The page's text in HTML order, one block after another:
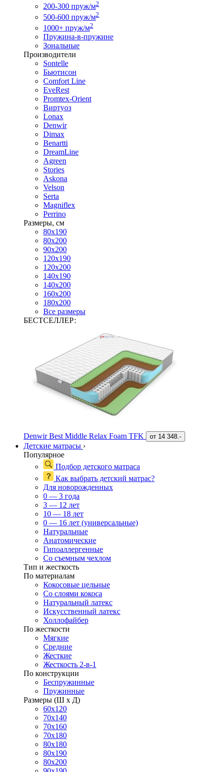
200-300 пруж/м2
500-600 пруж/м2
1000+ пруж/м2
Пружина-в-пружине
Зональные
Производители
Sontelle
Бьютисон
Comfort Line
EveRest
Promtex-Orient
Виртуоз
Lonax
Denwir
Dimax
Benartti
DreamLine
Agreen
Stories
Askona
Velson
Serta
Magniflex
Perrino
Размеры, см
80х190
80х200
90х200
120х190
120х200
140х190
140х200
160х200
180х200
Все размеры
БЕСТСЕЛЛЕР:
Denwir Best Middle Relax Foam TFK от 14 348.-
Детские матрасы ›
Популярное
Подбор детского матраса
Как выбрать детский матрас?
Для новорожденных
0 — 3 года
3 — 12 лет
10 — 18 лет
0 — 16 лет (универсальные)
Натуральные
Анатомические
Гипоаллергенные
Со съемным чехлом
Тип и жесткость
По материалам
Кокосовые цельные
Со слоями кокоса
Натуральный латекс
Искусственный латекс
Холлофайбер
По жесткости
Мягкие
Средние
Жесткие
Жесткость 2-в-1
По конструкции
Беспружинные
Пружинные
Размеры (Ш х Д)
60х120
70х140
70х160
70х180
80х180
80х190
80х200